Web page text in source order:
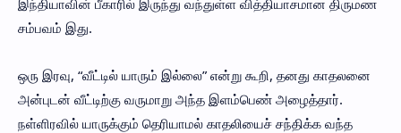
இந்தியாவின் பீகாரில் இருந்து வந்துள்ள வித்தியாசமான திருமண
சம்பவம் இது.
ஒரு இரவு, “வீட்டில் யாரும் இல்லை” என்று கூறி, தனது காதலனை
அன்புடன் வீட்டிற்கு வருமாறு அந்த இளம்பெண் அழைத்தார்.
நள்ளிரவில் யாருக்கும் தெரியாமல் காதலியைச் சந்திக்க வந்த